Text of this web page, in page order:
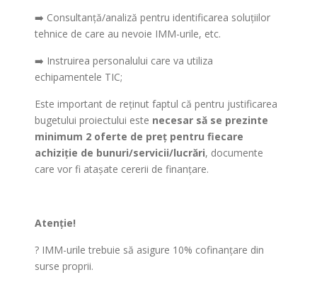
➡️ Consultanță/analiză pentru identificarea soluțiilor
tehnice de care au nevoie IMM-urile, etc.
➡️ Instruirea personalului care va utiliza
echipamentele TIC;
Este important de reținut faptul că pentru justificarea
bugetului proiectului este necesar să se prezinte
minimum 2 oferte de preţ pentru fiecare
achiziţie de bunuri/servicii/lucrări, documente
care vor fi ataşate cererii de finanţare.
Atenție!
? IMM-urile trebuie să asigure 10% cofinanțare din
surse proprii.